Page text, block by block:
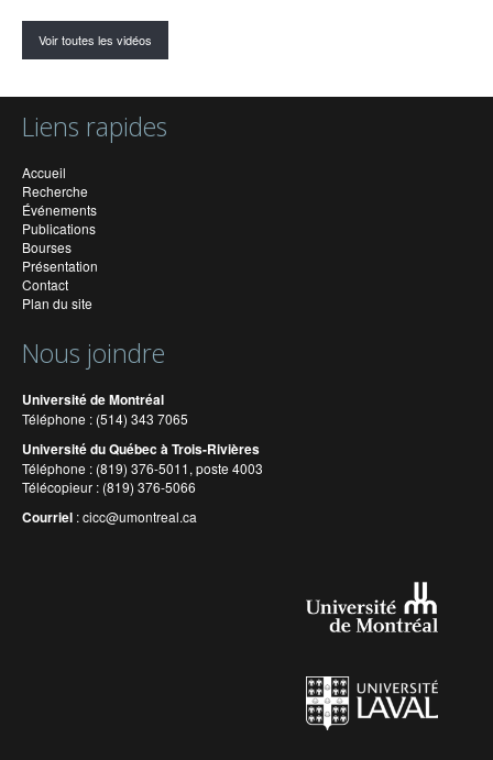
Voir toutes les vidéos
Liens rapides
Accueil
Recherche
Événements
Publications
Bourses
Présentation
Contact
Plan du site
Nous joindre
Université de Montréal
Téléphone : (514) 343 7065
Université du Québec à Trois-Rivières
Téléphone : (819) 376-5011, poste 4003
Télécopieur : (819) 376-5066
Courriel :cicc@umontreal.ca